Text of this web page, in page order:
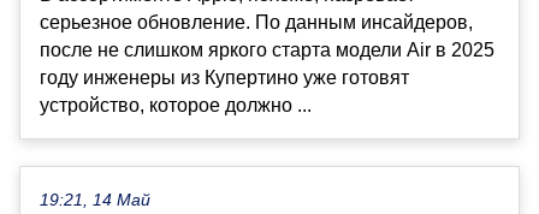
серьезное обновление. По данным инсайдеров,
после не слишком яркого старта модели Air в 2025
году инженеры из Купертино уже готовят
устройство, которое должно ...
19:21, 14 Май